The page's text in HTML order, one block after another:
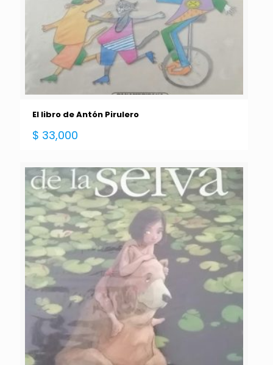
El libro de Antón Pirulero
$ 33,000